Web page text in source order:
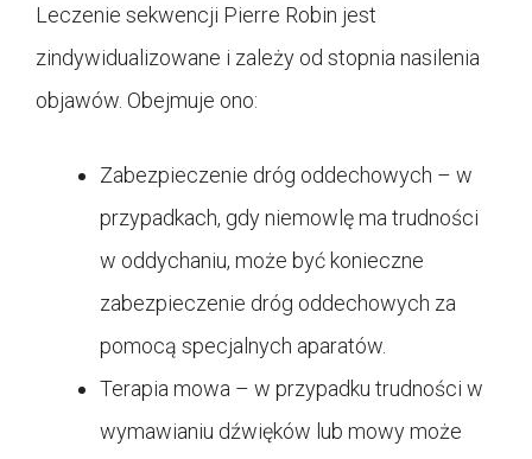
Leczenie sekwencji Pierre Robin jest
zindywidualizowane i zależy od stopnia nasilenia
objawów. Obejmuje ono:
Zabezpieczenie dróg oddechowych – w
przypadkach, gdy niemowlę ma trudności
w oddychaniu, może być konieczne
zabezpieczenie dróg oddechowych za
pomocą specjalnych aparatów.
Terapia mowa – w przypadku trudności w
wymawianiu dźwięków lub mowy może